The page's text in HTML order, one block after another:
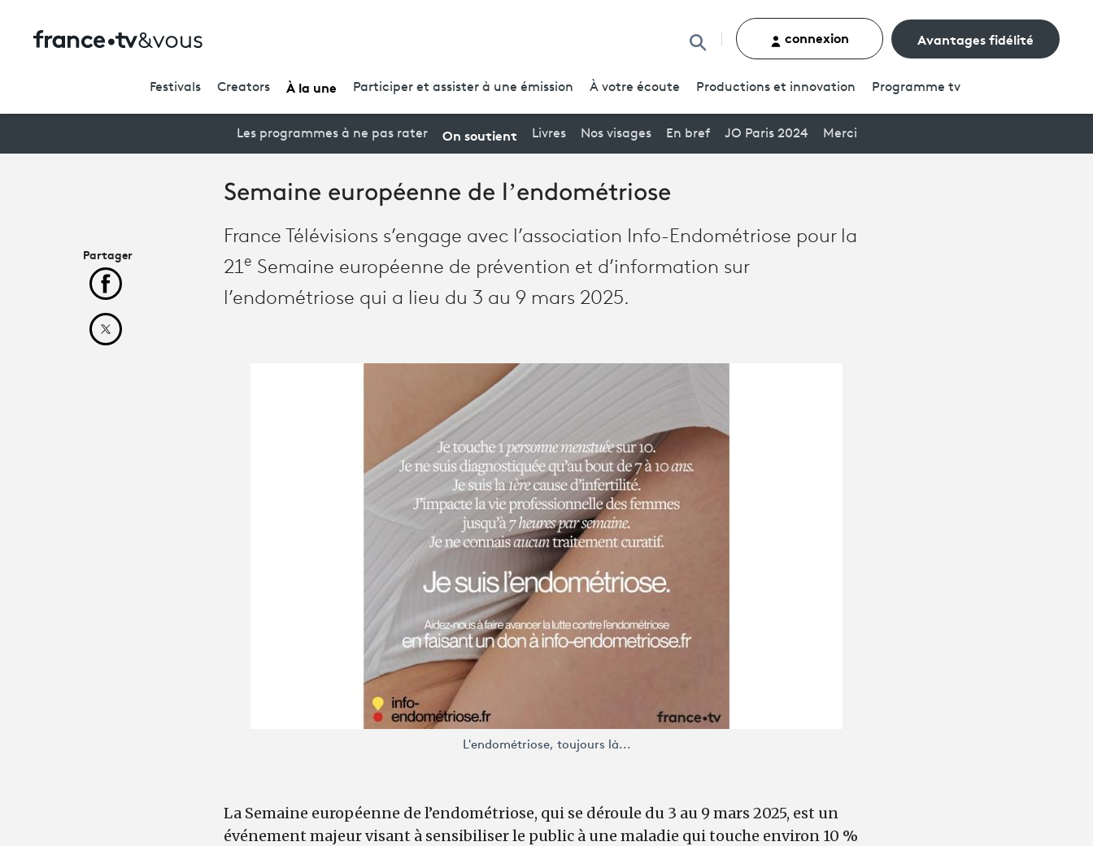
Rechercher un contenu
connexion Avantages fidélité
Festivals Creators À la une Participer et assister à une émission À votre écoute Productions et innovation Programme tv
Les programmes à ne pas rater On soutient Livres Nos visages En bref JO Paris 2024 Merci
Semaine européenne de l’endométriose
France Télévisions s’engage avec l’association Info-Endométriose pour la
21e Semaine européenne de prévention et d’information sur
l’endométriose qui a lieu du 3 au 9 mars 2025.
L'endométriose, toujours là...
La Semaine européenne de l’endométriose, qui se déroule du 3 au 9 mars 2025, est un
événement majeur visant à sensibiliser le public à une maladie qui touche environ 10 %
Partager
Partager cet article sur Facebook
Partager cet article sur X